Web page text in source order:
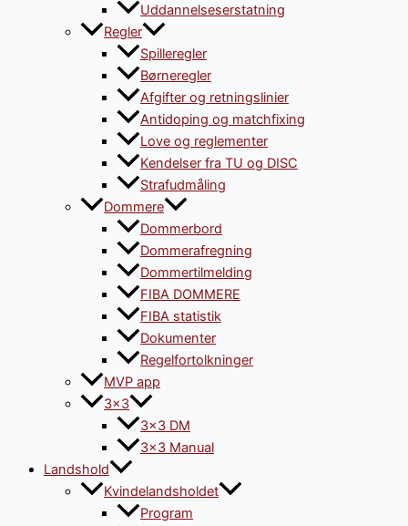
Uddannelseserstatning
Regler
Spilleregler
Børneregler
Afgifter og retningslinier
Antidoping og matchfixing
Love og reglementer
Kendelser fra TU og DISC
Strafudmåling
Dommere
Dommerbord
Dommerafregning
Dommertilmelding
FIBA DOMMERE
FIBA statistik
Dokumenter
Regelfortolkninger
MVP app
3×3
3×3 DM
3×3 Manual
Landshold
Kvindelandsholdet
Program